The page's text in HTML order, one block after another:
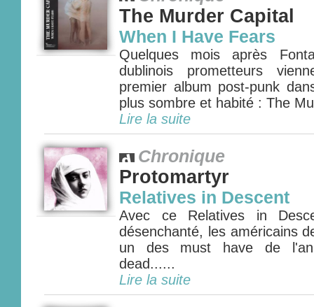
The Murder Capital
When I Have Fears
Quelques mois après
dublinois prometteurs
premier album post-punk
plus sombre et habité : The
Lire la suite
Chronique
Protomartyr
Relatives in Descent
Avec ce Relatives in
désenchanté, les américains
un des must have de
dead......
Lire la suite